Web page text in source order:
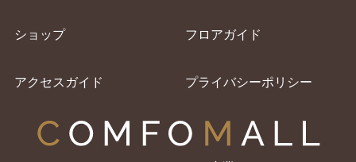
ショップ フロアガイド
アクセスガイド プライバシーポリシー